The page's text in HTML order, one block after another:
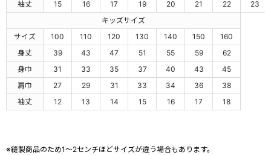
袖丈
15 16 17 19 20 21 22
23
キッズサイズ
サイズ
100 110 120 130 140 150
160
身丈
39 43 47 51 55 59
62
身巾
31 33 35 37 40 43
45
肩巾
27 29 31 33 34 36
38
袖丈
12 13 14 15 16 17 18
※縫製商品のため1～2センチほどサイズが違う場合もあります。